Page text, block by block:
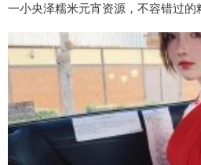
一小央泽糯米元宵资源，不容错过的